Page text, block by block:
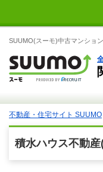
SUUMO(スーモ)中古マンショ
不動産・住宅サイト SUUMO
積水ハウス不動